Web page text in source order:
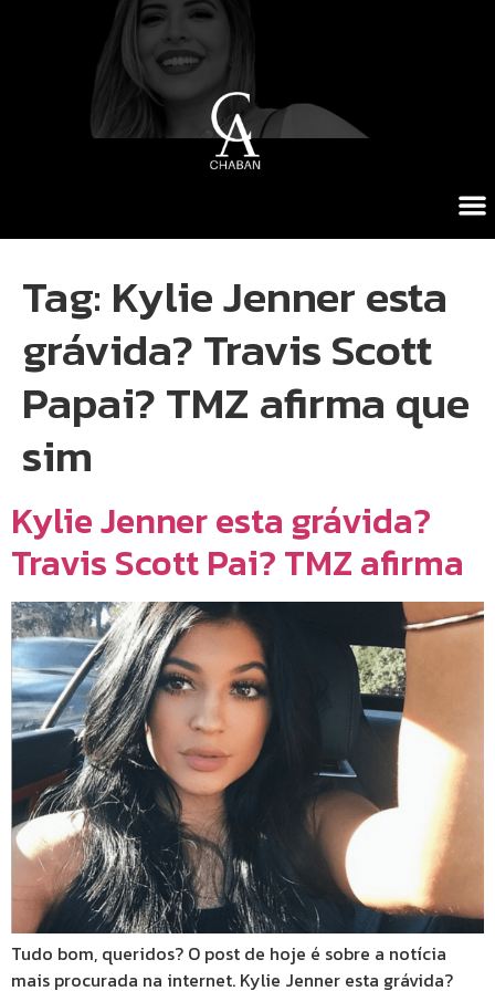
Tag: Kylie Jenner esta
grávida? Travis Scott
Papai? TMZ afirma que
sim
Kylie Jenner esta grávida?
Travis Scott Pai? TMZ afirma
Tudo bom, queridos? O post de hoje é sobre a notícia
mais procurada na internet. Kylie Jenner esta grávida?